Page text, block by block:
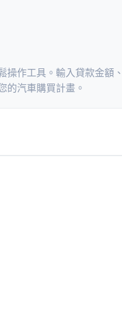
操作工具。輸入貸款金額
的汽車購買計畫。